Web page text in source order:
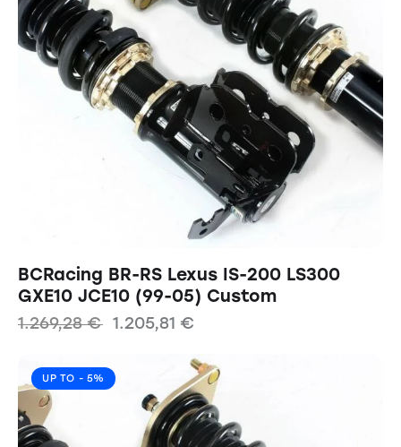
BCRacing BR-RS Lexus IS-200 LS300
GXE10 JCE10 (99-05) Custom
1.269,28€ 1.205,81 €
UP TO - 5%